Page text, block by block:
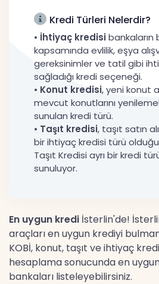
Kredi Türleri Nelerdir?
• İhtiyaç kredisibankaların
kapsamında evlilik, eşya
gereksinimler ve tatil gibi
sağladığı kredi seçeneği.
• Konut kredisi, yeni konut
mevcut konutlarını
sunulan kredi türü.
• Taşıt kredisi, taşıt satın
bir ihtiyaç kredisi türü olduğu
Taşıt Kredisi ayrı bir kredi
sunuluyor.
En uygun kredi İsterlin'de!
araçları en uygun krediyi
KOBİ, konut, taşıt ve ihtiyaç
hesaplama sonucunda en
bankaları listeleyebilirsiniz.